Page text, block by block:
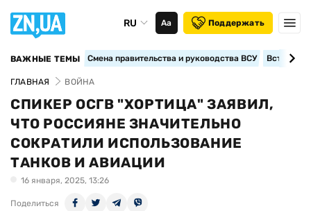
RU Аа Поддержать
ВАЖНЫЕ ТЕМЫ Смена правительства и руководства ВСУ
ГЛАВНАЯ ВОЙНА
СПИКЕР ОСГВ "ХОРТИЦА" ЗАЯВИЛ,
ЧТО РОССИЯНЕ ЗНАЧИТЕЛЬНО
СОКРАТИЛИ ИСПОЛЬЗОВАНИЕ
ТАНКОВ И АВИАЦИИ
16 января, 2025, 13:26
Поделиться